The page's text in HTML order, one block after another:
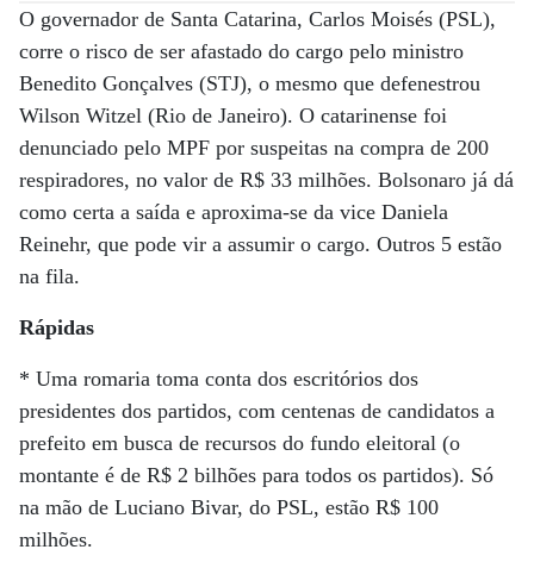
O governador de Santa Catarina, Carlos Moisés (PSL),
corre o risco de ser afastado do cargo pelo ministro
Benedito Gonçalves (STJ), o mesmo que defenestrou
Wilson Witzel (Rio de Janeiro). O catarinense foi
denunciado pelo MPF por suspeitas na compra de 200
respiradores, no valor de R$ 33 milhões. Bolsonaro já dá
como certa a saída e aproxima-se da vice Daniela
Reinehr, que pode vir a assumir o cargo. Outros 5 estão
na fila.
Rápidas
* Uma romaria toma conta dos escritórios dos
presidentes dos partidos, com centenas de candidatos a
prefeito em busca de recursos do fundo eleitoral (o
montante é de R$ 2 bilhões para todos os partidos). Só
na mão de Luciano Bivar, do PSL, estão R$ 100
milhões.